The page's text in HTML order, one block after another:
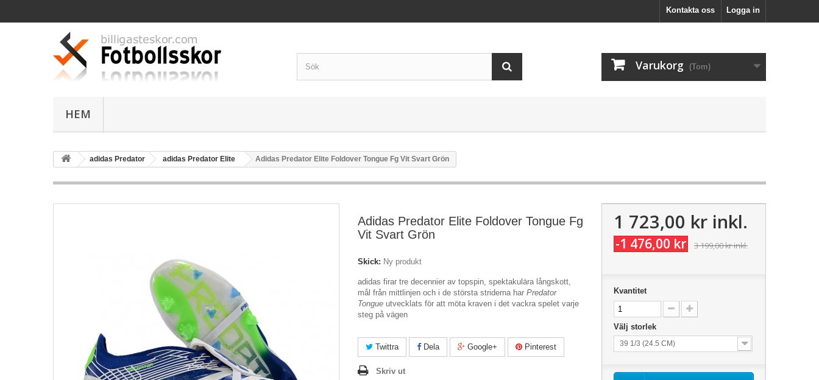
Logga in
Kontakta oss
Varukorg (Tom)
HEM
adidas Predator adidas Predator Elite Adidas Predator Elite Foldover Tongue Fg Vit Svart Grön
Adidas Predator Elite Foldover Tongue Fg
Vit Svart Grön
Skick: Ny produkt
adidas firar tre decennier av topspin, spektakulära långskott,
mål från mittlinjen och i de största striderna har Predator
Tongue utvecklats för att möta kraven i det vackra spelet varje
steg på vägen
Twittra Dela Google+ Pinterest
Skriv ut
1 723,00 krinkl.
-1 476,00 kr 3 199,00 krinkl.
Kvantitet
Välj storlek
39 1/3 (24.5 CM)